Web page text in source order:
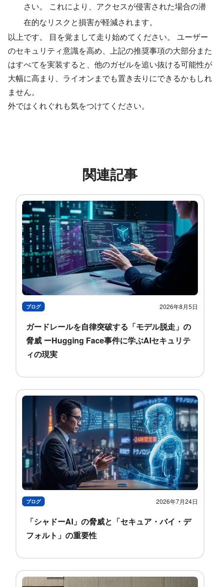
さい。 これにより、アクセスが侵害された場合の潜
在的なリスクと損害が軽減されます。
以上です。 目を覚まして走り始めてください。 ユーザー
のセキュリティ意識を高め、上記の推奨事項の大部分また
はすべてを実装すると、他のガゼルを追い抜ける可能性が
大幅に高まり、ライオンまでも置き去りにできるかもしれ
ません。
外ではくれぐれも気をつけてください。
関連記事
ブログ 2026年8月5日
ガードレールを自律突破する「モデル脱走」の
脅威 ーHugging Face事件に学ぶAIセキュリテ
ィの現実
ブログ 2026年7月24日
「シャドーAI」の​​脅威と​​「セキュア・バイ・​デ
フォルト」の​​重要性